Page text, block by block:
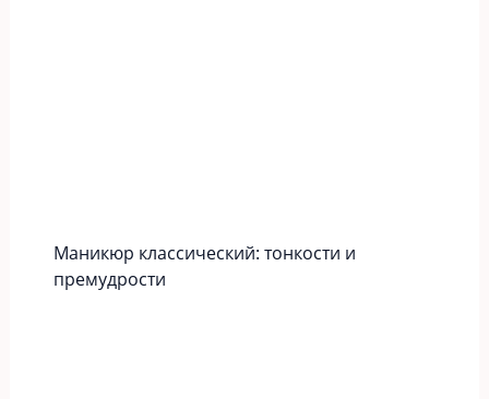
Маникюр классический: тонкости и
премудрости